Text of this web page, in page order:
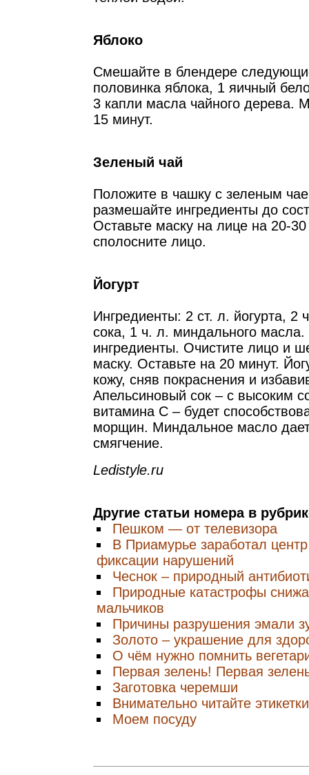
Яблоко
Смешайте в блендере
половинка яблока, 1 яичный
3 капли масла чайного дерева.
15 минут.
Зеленый чай
Положите в чашку с зеленым
размешайте ингредиенты до
Оставьте маску на лице на 20-
сполосните лицо.
Йогурт
Ингредиенты: 2 ст. л. йогурта, 2
сока, 1 ч. л. миндального
ингредиенты. Очистите лицо и
маску. Оставьте на 20 минут.
кожу, сняв покраснения и
Апельсиновый сок – с высоким
витамина С – будет
морщин. Миндальное масло
смягчение.
Ledistyle.ru
Другие статьи номера в
Пешком — от телевизора
В Приамурье заработал
фиксации нарушений
Чеснок – природный
Природные катастрофы
мальчиков
Причины разрушения эмали
Золото – украшение для
О чём нужно помнить
Первая зелень! Первая
Заготовка черемши
Внимательно читайте
Моем посуду